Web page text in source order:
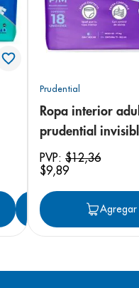
Agregar
Prudential
Ropa interior
prudential
small/medium 18
unidades
PVP:$12,36
$9,89
Agregar